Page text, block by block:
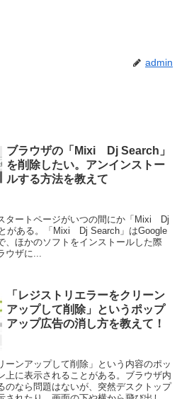
admin
ブラウザの「Mixi Dj Search」
を削除したい。アンインストー
ルする方法を教えて
タートページがいつの間にか「Mixi Dj
がある。「Mixi Dj Search」はGoogle
、ほかのソフトをインストールした際
ウザに...
「レジストリエラーをクリーン
アップして削除」というポップ
アップ広告の消し方を教えて！
ーンアップして削除」という内容のポッ
上に表示されることがある。ブラウザ内
のなら問題はないが、突然デスクトップ